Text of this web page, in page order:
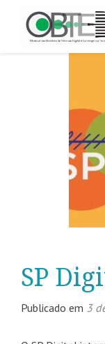
SP
Publicado em 3